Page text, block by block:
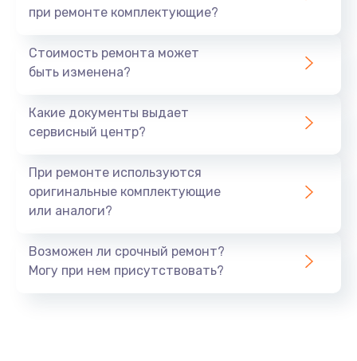
при ремонте комплектующие?
Стоимость ремонта может
быть изменена?
Какие документы выдает
сервисный центр?
При ремонте используются
оригинальные комплектующие
или аналоги?
Возможен ли срочный ремонт?
Могу при нем присутствовать?